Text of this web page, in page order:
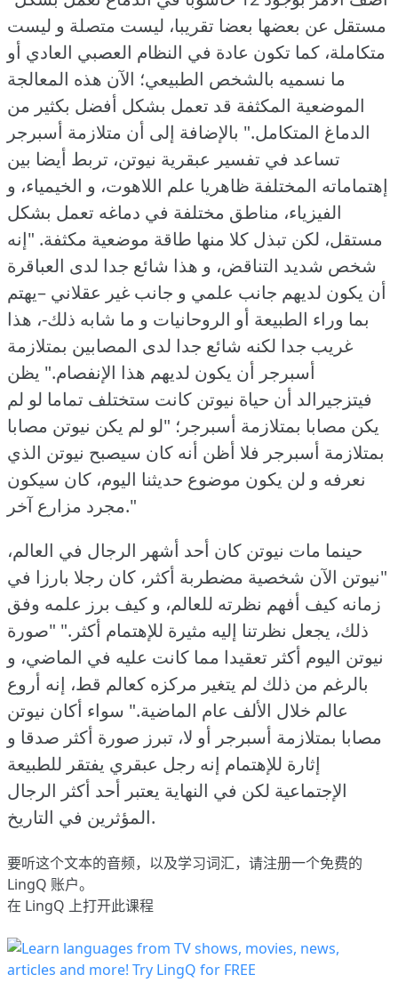
مستقل عن بعضها بعضا تقريبا، ليست متصلة و ليست
متكاملة، كما تكون عادة في النظام العصبي العادي أو
ما نسميه بالشخص الطبيعي؛ الآن هذه المعالجة
الموضعية المكثفة قد تعمل بشكل أفضل بكثير من
الدماغ المتكامل." بالإضافة إلى أن متلازمة أسبرجر
تساعد في تفسير عبقرية نيوتن، تربط أيضا بين
إهتماماته المختلفة ظاهريا علم اللاهوت، و الخيمياء، و
الفيزياء، مناطق مختلفة في دماغه تعمل بشكل
مستقل، لكن تبذل كلا منها طاقة موضعية مكثفة. "إنه
شخص شديد التناقض، و هذا شائع جدا لدى العباقرة
أن يكون لديهم جانب علمي و جانب غير عقلاني –يهتم
بما وراء الطبيعة أو الروحانيات و ما شابه ذلك-، هذا
غريب جدا لكنه شائع جدا لدى المصابين بمتلازمة
أسبرجر أن يكون لديهم هذا الإنفصام." يظن
فيتزجيرالد أن حياة نيوتن كانت ستختلف تماما لو لم
يكن مصابا بمتلازمة أسبرجر؛ "لو لم يكن نيوتن مصابا
بمتلازمة أسبرجر فلا أظن أنه كان سيصبح نيوتن الذي
نعرفه و لن يكون موضوع حديثنا اليوم، كان سيكون
مجرد مزارع آخر."
حينما مات نيوتن كان أحد أشهر الرجال في العالم،
"نيوتن الآن شخصية مضطربة أكثر، كان رجلا بارزا في
زمانه كيف أفهم نظرته للعالم، و كيف برز علمه وفق
ذلك، يجعل نظرتنا إليه مثيرة للإهتمام أكثر." "صورة
نيوتن اليوم أكثر تعقيدا مما كانت عليه في الماضي، و
بالرغم من ذلك لم يتغير مركزه كعالم قط، إنه أروع
عالم خلال الألف عام الماضية." سواء أكان نيوتن
مصابا بمتلازمة أسبرجر أو لا، تبرز صورة أكثر صدقا و
إثارة للإهتمام إنه رجل عبقري يفتقر للطبيعة
الإجتماعية لكن في النهاية يعتبر أحد أكثر الرجال
المؤثرين في التاريخ.
要听这个文本的音频，以及学习词汇，请注册一个免费的
LingQ 账户。
在 LingQ 上打开此课程